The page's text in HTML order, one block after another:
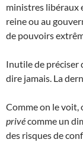
ministres libéraux
reine ou au
de pouvoirs
Inutile de préciser
dire jamais. La
Comme on le voit,
privécomme un
des risques de